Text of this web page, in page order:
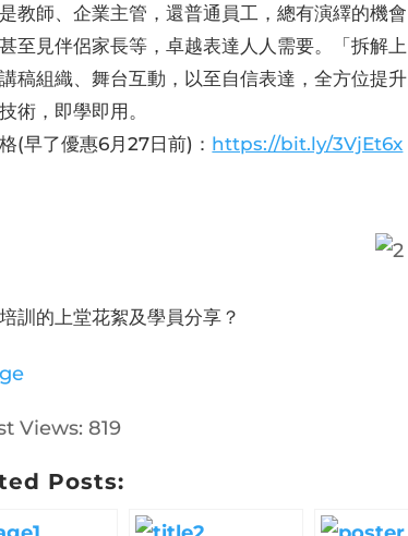
教師、企業主管，還普通員工，總有演繹的機
至見伴侶家長等，卓越表達人人需要。「拆解
稿組織、舞台互動，以至自信表達，全方位提
術，即學即用。
(早了優惠6月27日前)： https://bit.ly/3VjEt6x
訓的上堂花絮及學員分享？
Views: 819
Posts: